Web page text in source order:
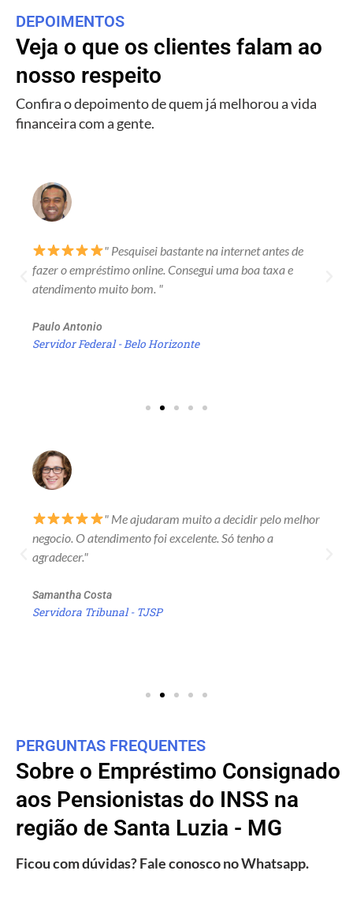
DEPOIMENTOS
Veja o que os clientes falam ao
nosso respeito
Confira o depoimento de quem já melhorou a vida
financeira com a gente.
" Pesquisei bastante na internet antes de
fazer o empréstimo online. Consegui uma boa taxa e
atendimento muito bom. "
Paulo Antonio
Servidor Federal - Belo Horizonte
" Me ajudaram muito a decidir pelo melhor
negocio. O atendimento foi excelente. Só tenho a
agradecer."
Samantha Costa
Servidora Tribunal - TJSP
PERGUNTAS FREQUENTES
Sobre o Empréstimo Consignado
aos Pensionistas do INSS na
região de Santa Luzia - MG
Ficou com dúvidas? Fale conosco no Whatsapp.